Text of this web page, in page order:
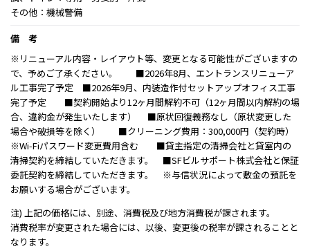
その他：機械警備
備 考
※リニューアル内容・レイアウト等、変更となる可能性がございますの
で、予めご了承ください。 ■2026年8月、エントランスリニューア
ル工事完了予定 ■2026年9月、内装造作付セットアップオフィス工事
完了予定 ■契約開始より12ヶ月間解約不可（12ヶ月間以内解約の場
合、違約金が発生いたします） ■原状回復義務なし（原状変更した
場合や破損等を除く） ■クリーニング費用：300,000円（契約時）
※Wi-Fiパスワード変更費用含む ■貸主指定の清掃会社と貸室内の
清掃契約を締結していただきます。 ■SFビルサポート株式会社と保証
委託契約を締結していただきます。 ※与信状況によって敷金の預託を
お願いする場合がございます。
注) 上記の価格には、別途、消費税及び地方消費税が課されます。
消費税率が変更された場合には、以後、変更後の税率が課されることと
なります。